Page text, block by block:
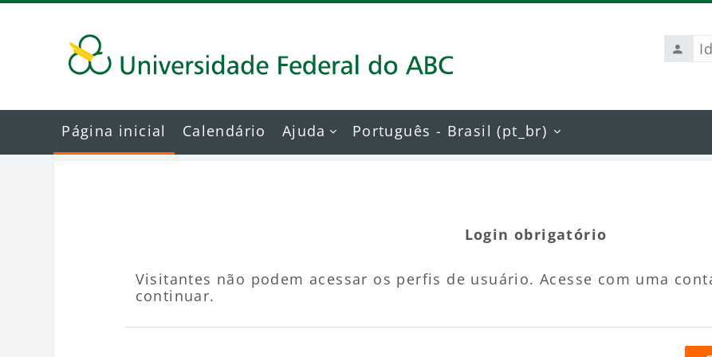
Ir para o conteúdo principal
de
Página inicial Calendário Ajuda Português - Brasil ‎(pt_br)‎
Login obrigatório
Visitantes não podem acessar os perfis de usuário. Acesse com uma
continuar.